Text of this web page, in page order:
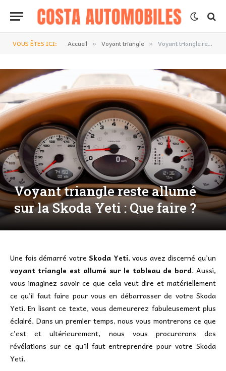
VOUS ÊTES ICI: Accueil » Voyant triangle » Voyant triangle reste allumé sur la Skoda Yeti : Que faire ?
Voyant triangle reste allumé
sur la Skoda Yeti : Que faire ?
Une fois démarré votreSkoda Yeti, vous avez discerné qu’un
voyant triangle est allumé sur le tableau de bord. Aussi,
vous imaginez savoir ce que cela veut dire et matériellement
ce qu’il faut faire pour vous en débarrasser de votre Skoda
Yeti. En lisant ce texte, vous demeurerez fabuleusement plus
éclairé. Dans un premier temps, nous vous montrerons ce que
c’est et ultérieurement, nous vous procurerons des
révélations sur ce qu’il faut entreprendre pour votre Skoda
Yeti.